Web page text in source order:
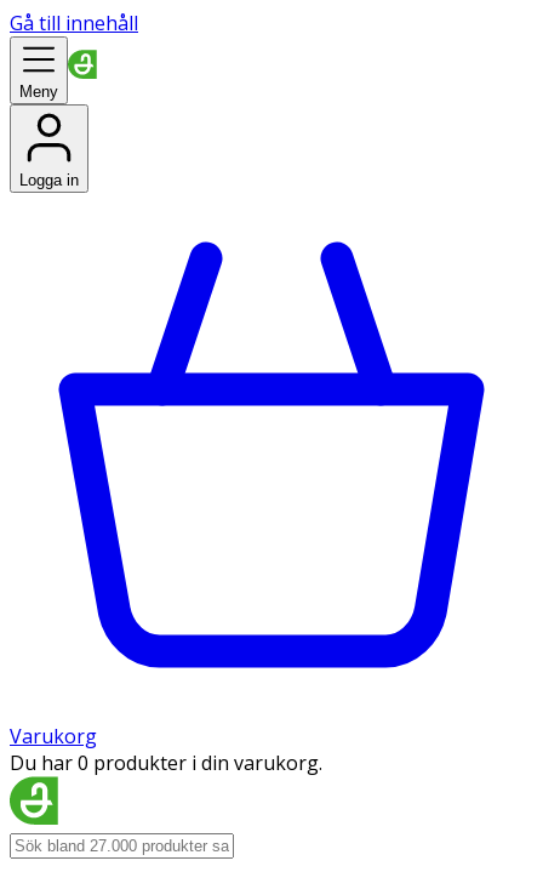
Gå till innehåll
Meny
Logga in
Varukorg
Du har 0 produkter i din varukorg.